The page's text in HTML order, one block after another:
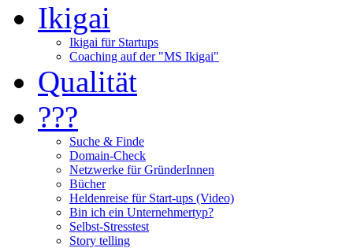
Ikigai
Ikigai für Startups
Coaching auf der "MS Ikigai"
Qualität
???
Suche & Finde
Domain-Check
Netzwerke für GründerInnen
Bücher
Heldenreise für Start-ups (Video)
Bin ich ein Unternehmertyp?
Selbst-Stresstest
Story telling